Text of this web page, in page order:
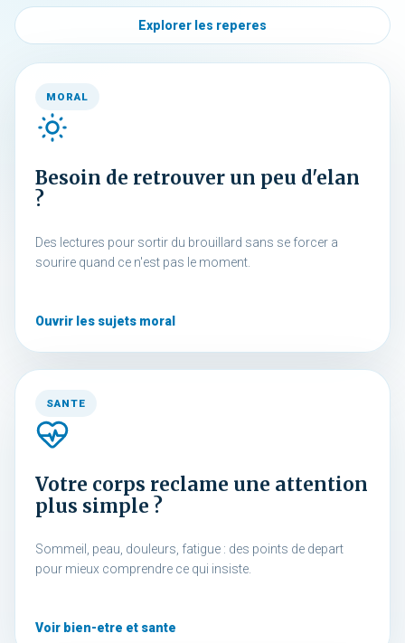
Explorer les reperes
MORAL
Besoin de retrouver un peu d'elan
?
Des lectures pour sortir du brouillard sans se forcer a
sourire quand ce n'est pas le moment.
Ouvrir les sujets moral
SANTE
Votre corps reclame une attention
plus simple ?
Sommeil, peau, douleurs, fatigue : des points de depart
pour mieux comprendre ce qui insiste.
Voir bien-etre et sante